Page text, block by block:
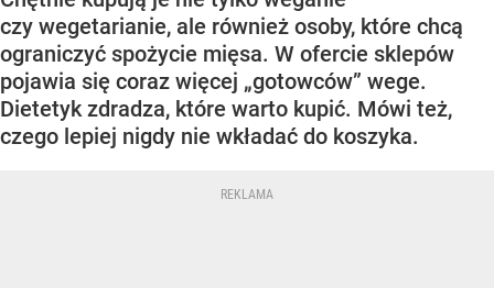
czy wegetarianie, ale również osoby, które chcą
ograniczyć spożycie mięsa. W ofercie sklepów
pojawia się coraz więcej „gotowców” wege.
Dietetyk zdradza, które warto kupić. Mówi też,
czego lepiej nigdy nie wkładać do koszyka.